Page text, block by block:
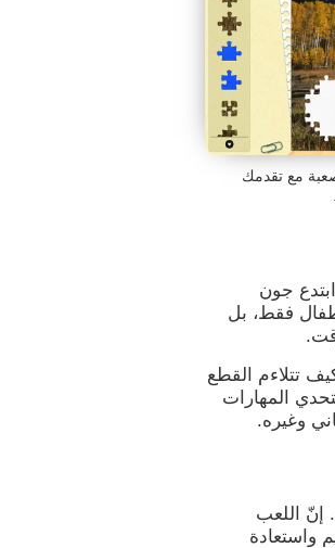
مع تقدمك
القرن الثامن عشر كتقنية لإنشاء خرائط. عام 1767، ابتدع جون
فقط، بل
تتلاءم القطع
المهارات
وغيره.
إنّ اللعب
واستعادة